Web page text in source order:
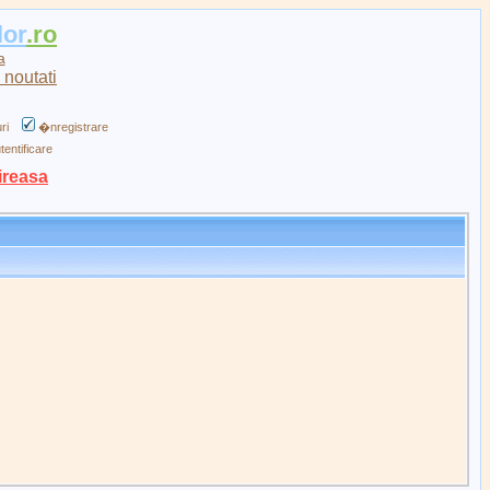
.ro
�nregistrare